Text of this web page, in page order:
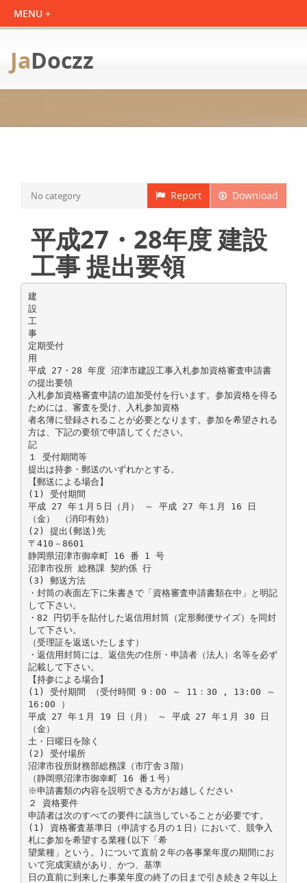
JaDoczz
Download
Report
No category
平成27・28年度 建設
工事 提出要領
建
設
工
事
定期受付
用
平成 27・28 年度 沼津市建設工事入札参加資格審査申請書
の提出要領
入札参加資格審査申請の追加受付を行います。参加資格を得る
ためには、審査を受け、入札参加資格
者名簿に登録されることが必要となります。参加を希望される
方は、下記の要領で申請してください。
記
１ 受付期間等
提出は持参・郵送のいずれかとする。
【郵送による場合】
(1) 受付期間
平成 27 年１月５日（月） ～ 平成 27 年１月 16 日
（金） （消印有効）
(2) 提出(郵送)先
〒410－8601
静岡県沼津市御幸町 16 番 1 号
沼津市役所 総務課 契約係 行
(3) 郵送方法
・封筒の表面左下に朱書きで「資格審査申請書類在中」と明記
して下さい。
・82 円切手を貼付した返信用封筒（定形郵便サイズ）を同封
して下さい。
（受理証を返送いたします）
・返信用封筒には、返信先の住所・申請者（法人）名等を必ず
記載して下さい。
【持参による場合】
(1) 受付期間 （受付時間 9：00 ～ 11：30 , 13:00 ～
16:00 ）
平成 27 年１月 19 日（月） ～ 平成 27 年１月 30 日
（金）
土・日曜日を除く
(2) 受付場所
沼津市役所財務部総務課（市庁舎３階）
（静岡県沼津市御幸町 16 番１号）
※申請書類の内容を説明できる方がお越しください
２ 資格要件
申請者は次のすべての要件に該当していることが必要です。
(1) 資格審査基準日（申請する月の１日）において、競争入
札に参加を希望する業種(以下「希
望業種」という。)について直前２年の各事業年度の期間にお
いて完成実績があり、かつ、基準
日の直前に到来した事業年度の終了の日まで引き続き２年以上